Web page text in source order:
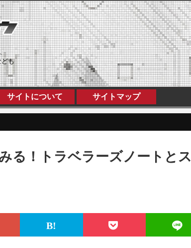
ども
サイトについて サイトマップ
る！トラベラーズノートとス